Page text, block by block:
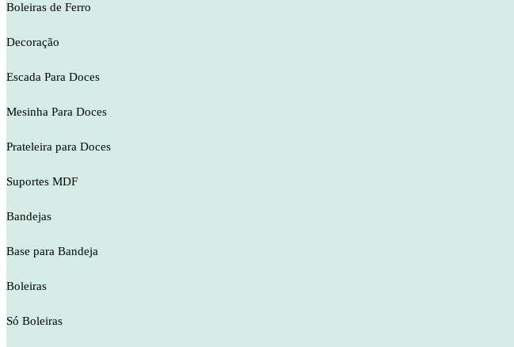
Boleiras de Ferro
Decoração
Escada Para Doces
Mesinha Para Doces
Prateleira para Doces
Suportes MDF
Bandejas
Base para Bandeja
Boleiras
Só Boleiras